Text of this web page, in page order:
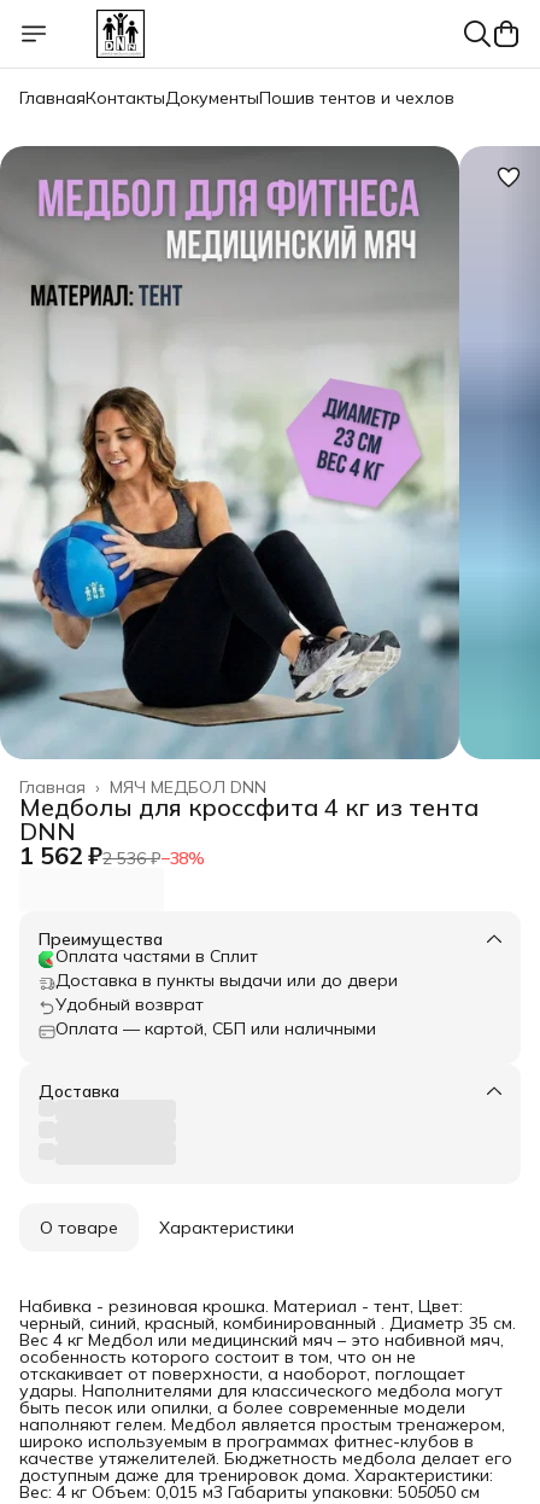
ГлавнаяКонтактыДокументыПошив тентов и чехлов
МЯЧ МЕДБОЛ DNN
Главная ›
Медболы для кроссфита 4 кг из тента
DNN
1 562 ₽2 536 ₽−38%
Преимущества
Оплата частями в Сплит
Доставка в пункты выдачи или до двери
Удобный возврат
Оплата — картой, СБП или наличными
Доставка
О товаре Характеристики
Набивка - резиновая крошка. Материал - тент, Цвет:
черный, синий, красный, комбинированный . Диаметр 35 см.
Вес 4 кг Медбол или медицинский мяч – это набивной мяч,
особенность которого состоит в том, что он не
отскакивает от поверхности, а наоборот, поглощает
удары. Наполнителями для классического медбола могут
быть песок или опилки, а более современные модели
наполняют гелем. Медбол является простым тренажером,
широко используемым в программах фитнес-клубов в
качестве утяжелителей. Бюджетность медбола делает его
доступным даже для тренировок дома. Характеристики:
Вес: 4 кг Объем: 0,015 м3 Габариты упаковки: 505050 см